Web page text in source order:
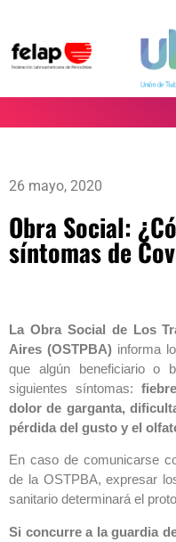
26 mayo, 2020
Obra Social:
síntomas de
La Obra Social de Los
Aires (OSTPBA)informa
que algún beneficiario o
siguientes síntomas:
dolor de garganta,
pérdida del gusto y el
En caso de comunicarse
de la OSTPBA, expresar
sanitario determinará el
Si concurre a la guardia